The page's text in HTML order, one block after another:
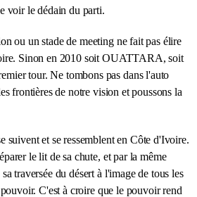
voir le dédain du parti.
ou un stade de meeting ne fait pas élire
Sinon en 2010 soit OUATTARA, soit
tour. Ne tombons pas dans l'auto
frontières de notre vision et poussons la
suivent et se ressemblent en Côte d'Ivoire.
le lit de sa chute, et par la même
traversée du désert à l'image de tous les
C'est à croire que le pouvoir rend